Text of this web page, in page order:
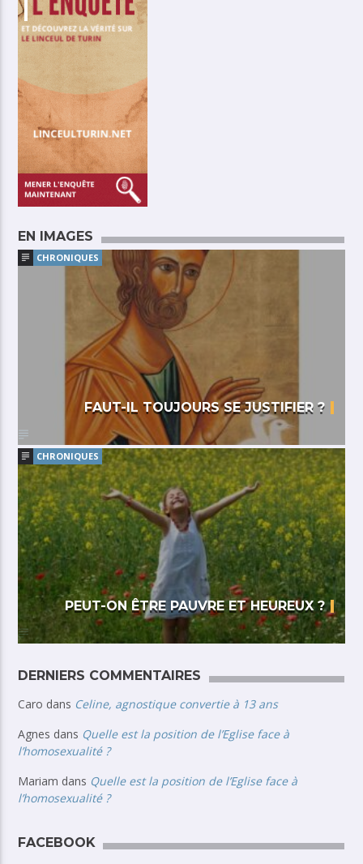
EN IMAGES
CHRONIQUES
FAUT-IL TOUJOURS SE JUSTIFIER ?
CHRONIQUES
PEUT-ON ÊTRE PAUVRE ET HEUREUX ?
DERNIERS COMMENTAIRES
Caro dans Celine, agnostique convertie à 13 ans
Agnes dans Quelle est la position de l’Eglise face à
l’homosexualité ?
Mariam dans Quelle est la position de l’Eglise face à
l’homosexualité ?
FACEBOOK